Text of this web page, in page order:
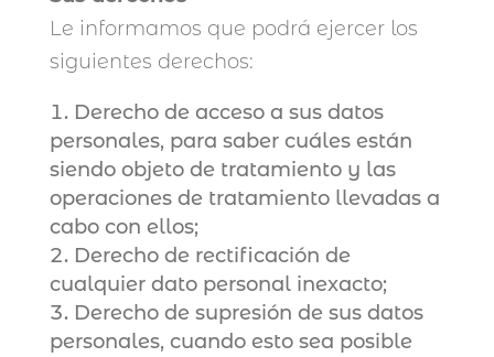
Le informamos que podrá ejercer los
siguientes derechos:
Derecho de acceso a sus datos
personales, para saber cuáles están
siendo objeto de tratamiento y las
operaciones de tratamiento llevadas a
cabo con ellos;
Derecho de rectificación de
cualquier dato personal inexacto;
Derecho de supresión de sus datos
personales, cuando esto sea posible